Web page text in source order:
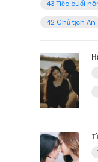
43 Tiệc cuối
42 Chủ tịch An